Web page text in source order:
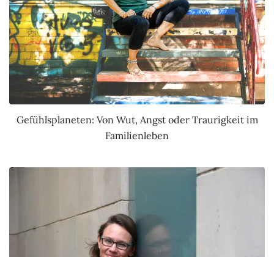
Gefühlsplaneten: Von Wut, Angst oder Traurigkeit im
Familienleben